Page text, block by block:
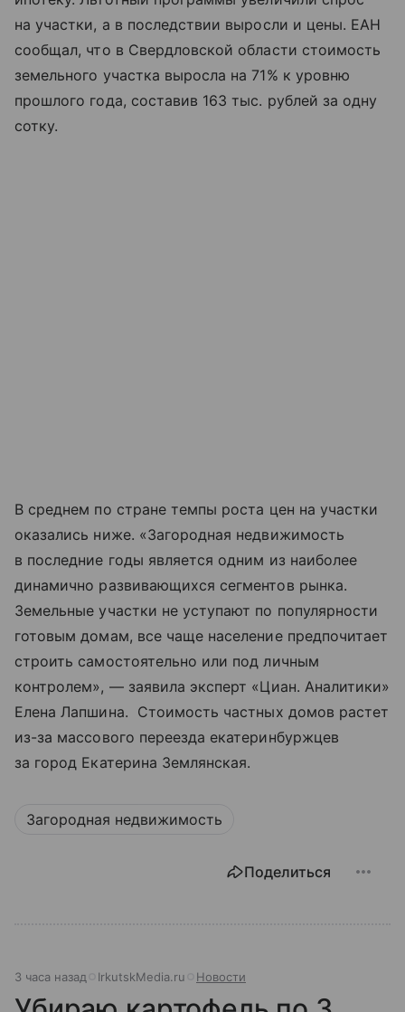
на участки, а в последствии выросли и цены. ЕАН
сообщал, что в Свердловской области стоимость
земельного участка выросла на 71% к уровню
прошлого года, составив 163 тыс. рублей за одну
сотку.
В среднем по стране темпы роста цен на участки
оказались ниже. «Загородная недвижимость
в последние годы является одним из наиболее
динамично развивающихся сегментов рынка.
Земельные участки не уступают по популярности
готовым домам, все чаще население предпочитает
строить самостоятельно или под личным
контролем», — заявила эксперт «Циан. Аналитики»
Елена Лапшина. Стоимость частных домов растет
из-за массового переезда екатеринбуржцев
за город Екатерина Землянская.
Загородная недвижимость
Поделиться
3 часа назад IrkutskMedia.ru Новости